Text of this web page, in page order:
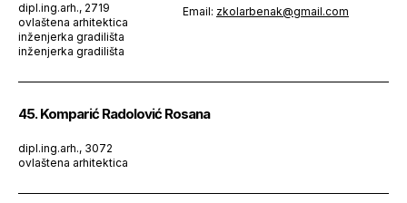
dipl.ing.arh., 2719
ovlaštena arhitektica
inženjerka gradilišta
inženjerka gradilišta
Email: zkolarbenak@gmail.com
45. Komparić Radolović Rosana
dipl.ing.arh., 3072
ovlaštena arhitektica